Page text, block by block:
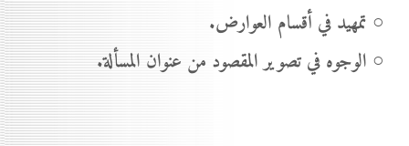
○ تمهيد في أقسام العوارض.
○ الوجوه في تصوير المقصود من عنوان المسألة.